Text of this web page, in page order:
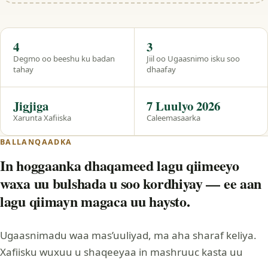
Hal eeg
Degmo oo beeshu ku badan
tahay
4
Jiil oo Ugaasnimo isku soo
dhaafay
3
Xarunta Xafiiska
Jigjiga
Caleemasaarka
7 Luulyo 2026
BALLANQAADKA
In hoggaanka dhaqameed lagu qiimeeyo
waxa uu bulshada u soo kordhiyay — ee aan
lagu qiimayn magaca uu haysto.
Ugaasnimadu waa mas’uuliyad, ma aha sharaf keliya.
Xafiisku wuxuu u shaqeeyaa in mashruuc kasta uu